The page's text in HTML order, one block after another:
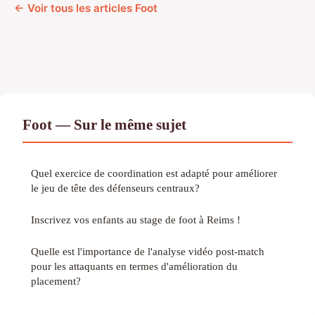
← Voir tous les articles Foot
Foot — Sur le même sujet
Quel exercice de coordination est adapté pour améliorer
le jeu de tête des défenseurs centraux?
Inscrivez vos enfants au stage de foot à Reims !
Quelle est l'importance de l'analyse vidéo post-match
pour les attaquants en termes d'amélioration du
placement?